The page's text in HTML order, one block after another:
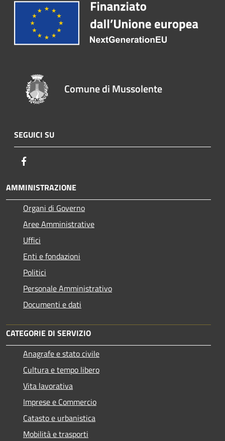
Comune di Mussolente
SEGUICI SU
AMMINISTRAZIONE
Organi di Governo
Aree Amministrative
Uffici
Enti e fondazioni
Politici
Personale Amministrativo
Documenti e dati
CATEGORIE DI SERVIZIO
Anagrafe e stato civile
Cultura e tempo libero
Vita lavorativa
Imprese e Commercio
Catasto e urbanistica
Mobilità e trasporti